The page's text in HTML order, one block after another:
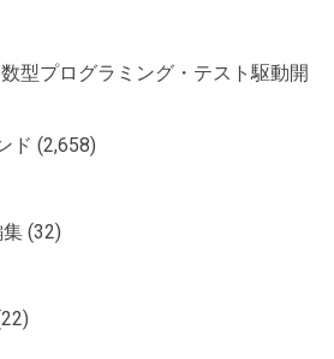
型プログラミング・テスト駆動開
ド (2,658)
集 (32)